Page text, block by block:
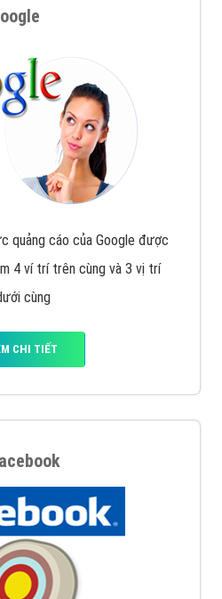
quảng cáo của Google được
4 ví trí trên cùng và 3 vị trí
cùng
CHI TIẾT